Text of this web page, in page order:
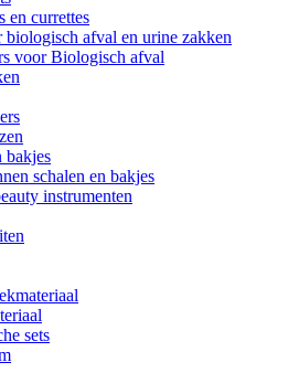
en currettes
biologisch afval en urine zakken
voor Biologisch afval
bakjes
schalen en bakjes
instrumenten
sets